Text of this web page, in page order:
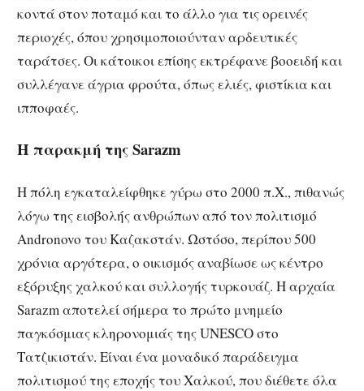
κοντά στον ποταμό και το άλλο για τις ορεινές
περιοχές, όπου χρησιμοποιούνταν αρδευτικές
ταράτσες. Οι κάτοικοι επίσης εκτρέφανε βοοειδή και
συλλέγανε άγρια φρούτα, όπως ελιές, φιστίκια και
ιπποφαές.
Η παρακμή της Sarazm
Η πόλη εγκαταλείφθηκε γύρω στο 2000 π.Χ., πιθανώς
λόγω της εισβολής ανθρώπων από τον πολιτισμό
Andronovo του Καζακστάν. Ωστόσο, περίπου 500
χρόνια αργότερα, ο οικισμός αναβίωσε ως κέντρο
εξόρυξης χαλκού και συλλογής τυρκουάζ. Η αρχαία
Sarazm αποτελεί σήμερα το πρώτο μνημείο
παγκόσμιας κληρονομιάς της UNESCO στο
Τατζικιστάν. Είναι ένα μοναδικό παράδειγμα
πολιτισμού της εποχής του Χαλκού, που διέθετε όλα